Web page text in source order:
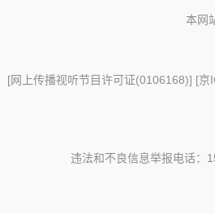
本网
[网上传播视听节目许可证(0106168)] [京
违法和不良信息举报电话：